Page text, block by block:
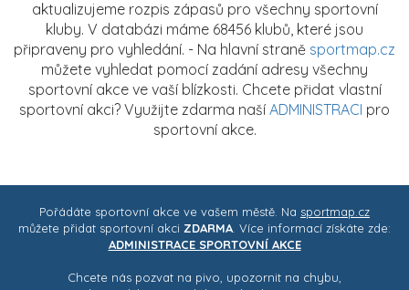
aktualizujeme rozpis zápasů pro všechny sportovní
kluby. V databázi máme 68456 klubů, které jsou
připraveny pro vyhledání. - Na hlavní straně sportmap.cz
můžete vyhledat pomocí zadání adresy všechny
sportovní akce ve vaší blízkosti. Chcete přidat vlastní
sportovní akci? Využijte zdarma naší ADMINISTRACI pro
sportovní akce.
Pořádáte sportovní akce ve vašem městě. Na sportmap.cz
můžete přidat sportovní akci ZDARMA. Více informací získáte zde:
ADMINISTRACE SPORTOVNÍ AKCE
Chcete nás pozvat na pivo, upozornit na chybu,